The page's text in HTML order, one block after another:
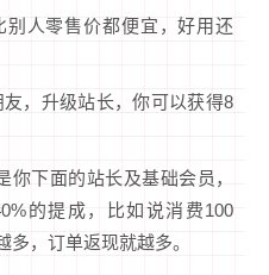
人零售价都便宜，好用还
，升级站长，你可以获得8
下面的站长及基础会员，
的提成，比如说消费100
多，订单返现就越多。